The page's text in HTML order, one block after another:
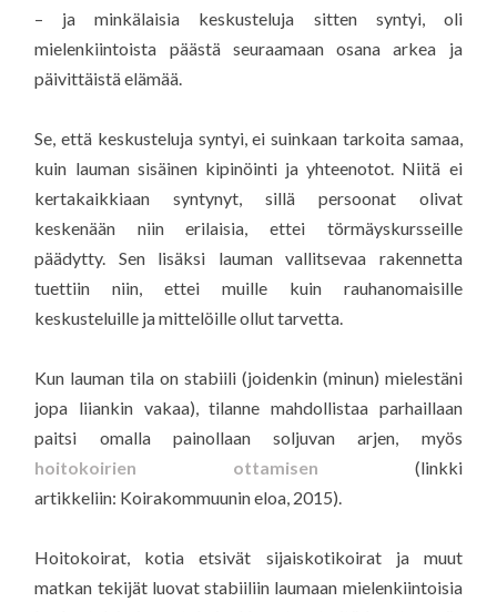
– ja minkälaisia keskusteluja sitten syntyi, oli
mielenkiintoista päästä seuraamaan osana arkea ja
päivittäistä elämää.
Se, että keskusteluja syntyi, ei suinkaan tarkoita samaa,
kuin lauman sisäinen kipinöinti ja yhteenotot. Niitä ei
kertakaikkiaan syntynyt, sillä persoonat olivat
keskenään niin erilaisia, ettei törmäyskursseille
päädytty. Sen lisäksi lauman vallitsevaa rakennetta
tuettiin niin, ettei muille kuin rauhanomaisille
keskusteluille ja mittelöille ollut tarvetta.
Kun lauman tila on stabiili (joidenkin (minun) mielestäni
jopa liiankin vakaa), tilanne mahdollistaa parhaillaan
paitsi omalla painollaan soljuvan arjen, myös
hoitokoirien ottamisen (linkki
artikkeliin: Koirakommuunin eloa, 2015).
Hoitokoirat, kotia etsivät sijaiskotikoirat ja muut
matkan tekijät luovat stabiiliin laumaan mielenkiintoisia